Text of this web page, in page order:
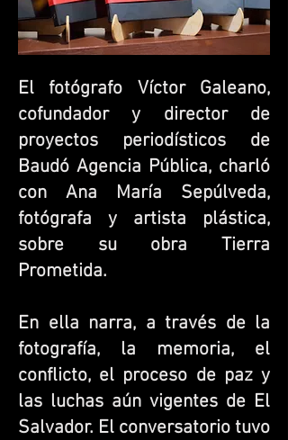
El fotógrafo Víctor Galeano,
cofundador y director de
proyectos periodísticos de
Baudó Agencia Pública, charló
con Ana María Sepúlveda,
fotógrafa y artista plástica,
sobre su obra Tierra
Prometida.
En ella narra, a través de la
fotografía, la memoria, el
conflicto, el proceso de paz y
las luchas aún vigentes de El
Salvador. El conversatorio tuvo